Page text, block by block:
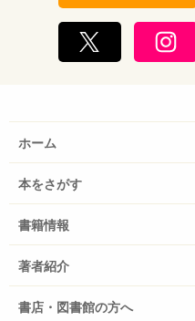
ホーム
本をさがす
書籍情報
著者紹介
書店・図書館の方へ